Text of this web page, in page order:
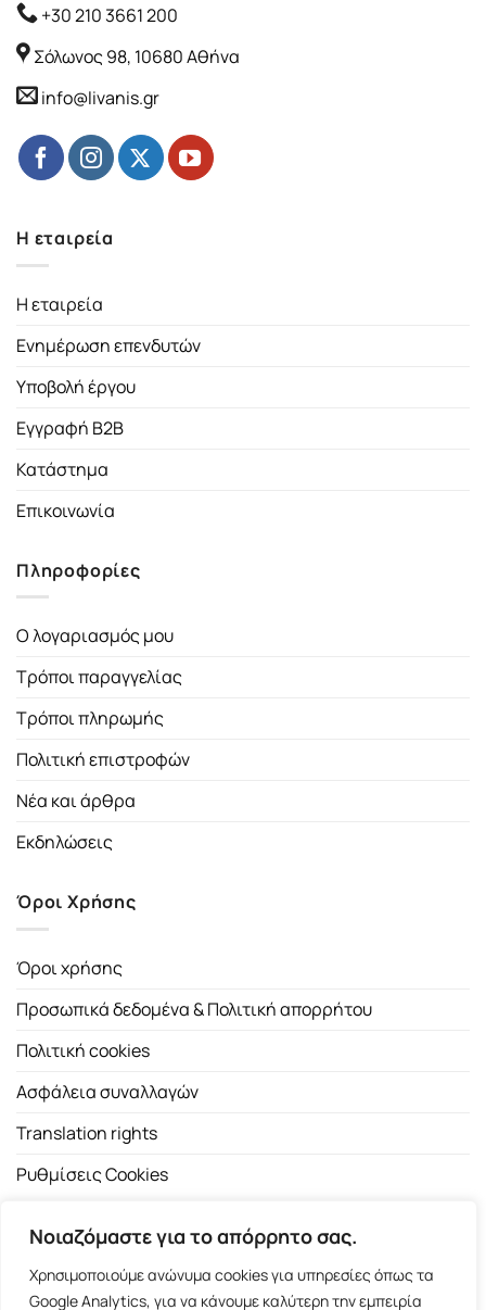
Νοιαζόμαστε για το απόρρητο σας.
Χρησιμοποιούμε ανώνυμα cookies για υπηρεσίες όπως τα
Google Analytics, για να κάνουμε καλύτερη την εμπειρία
+30 210 3661 200
Σόλωνος 98, 10680 Αθήνα
info@livanis.gr
Η εταιρεία
Η εταιρεία
Ενημέρωση επενδυτών
Υποβολή έργου
Εγγραφή B2B
Κατάστημα
Επικοινωνία
Πληροφορίες
Ο λογαριασμός μου
Τρόποι παραγγελίας
Τρόποι πληρωμής
Πολιτική επιστροφών
Νέα και άρθρα
Εκδηλώσεις
Όροι Χρήσης
Όροι χρήσης
Προσωπικά δεδομένα & Πολιτική απορρήτου
Πολιτική cookies
Ασφάλεια συναλλαγών
Translation rights
Ρυθμίσεις Cookies